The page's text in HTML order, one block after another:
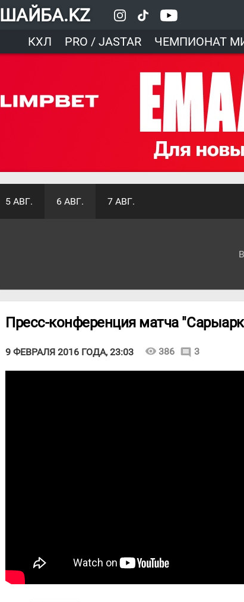
ШАЙБА.KZ
КХЛ
PRO / JASTAR ЧЕМПИОНАТ
5 АВГ. 6 АВГ. 7 АВГ.
Пресс-конференция матча
9 ФЕВРАЛЯ 2016 ГОДА, 23:03 visibility 386 comment 3